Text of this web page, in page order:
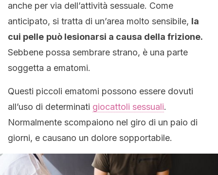
anche per via dell’attività sessuale. Come
anticipato, si tratta di un’area molto sensibile, la
cui pelle può lesionarsi a causa della frizione.
Sebbene possa sembrare strano, è una parte
soggetta a ematomi.
Questi piccoli ematomi possono essere dovuti
all’uso di determinati giocattoli sessuali.
Normalmente scompaiono nel giro di un paio di
giorni, e causano un dolore sopportabile.